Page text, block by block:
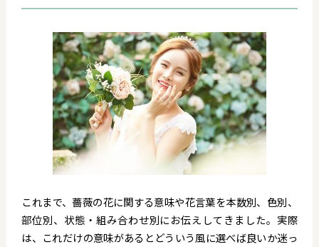
これまで、薔薇の花に関する意味や花言葉を本数別、色別、
部位別、状態・組み合わせ別にお伝えしてきました。実際
は、これだけの意味があるとどういう風に選べば良いか迷っ